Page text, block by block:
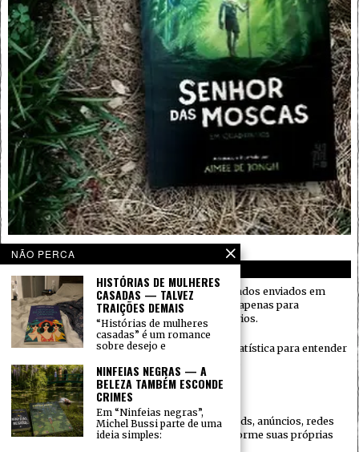
PRIVACIDADE
O Gramatura Alta respeita a sua privacidade. Dados enviados em
formulários (como nome e e-mail) são usados apenas para
responder mensagens e administrar comentários.
Podemos utilizar cookies e ferramentas de estatística para entender
Não vendemos seus dados.
Quando houver serviços de terceiros (ex.: embeds, anúncios, redes
sociais), eles podem coletar informações conforme suas próprias
NÃO PERCA
HISTÓRIAS DE MULHERES
CASADAS — TALVEZ
TRAIÇÕES DEMAIS
“Histórias de mulheres
casadas” é um romance
sobre desejo e
NINFEIAS NEGRAS — A
BELEZA TAMBÉM ESCONDE
CRIMES
Em “Ninfeias negras”,
Michel Bussi parte de uma
ideia simples: